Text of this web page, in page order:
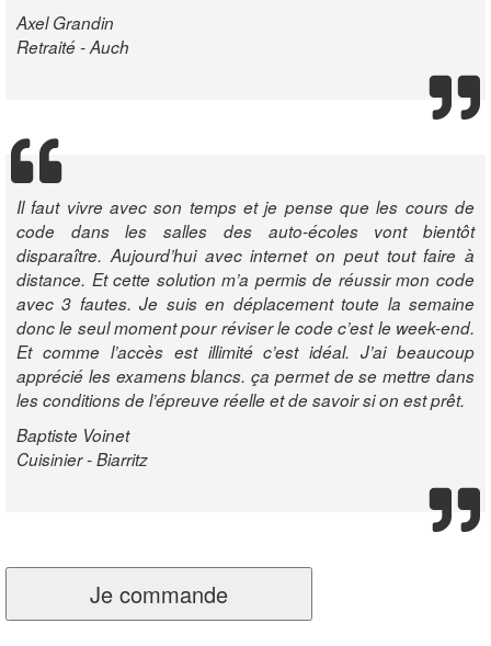
Axel Grandin
Retraité - Auch
Il faut vivre avec son temps et je pense que les cours de
code dans les salles des auto-écoles vont bientôt
disparaître. Aujourd’hui avec internet on peut tout faire à
distance. Et cette solution m’a permis de réussir mon code
avec 3 fautes. Je suis en déplacement toute la semaine
donc le seul moment pour réviser le code c’est le week-end.
Et comme l’accès est illimité c’est idéal. J’ai beaucoup
apprécié les examens blancs. ça permet de se mettre dans
les conditions de l’épreuve réelle et de savoir si on est prêt.
Baptiste Voinet
Cuisinier - Biarritz
Je commande